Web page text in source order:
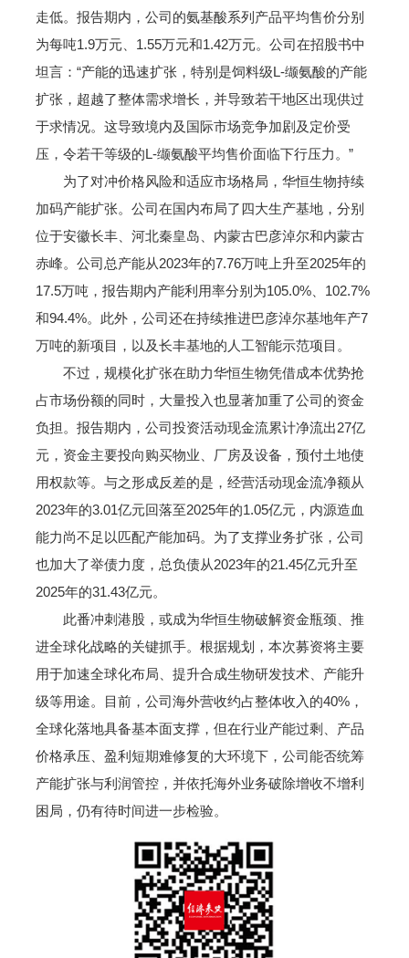
走低。报告期内，公司的氨基酸系列产品平均售价分别
为每吨1.9万元、1.55万元和1.42万元。公司在招股书中
坦言：“产能的迅速扩张，特别是饲料级L-缬氨酸的产能
扩张，超越了整体需求增长，并导致若干地区出现供过
于求情况。这导致境内及国际市场竞争加剧及定价受
压，令若干等级的L-缬氨酸平均售价面临下行压力。”
为了对冲价格风险和适应市场格局，华恒生物持续
加码产能扩张。公司在国内布局了四大生产基地，分别
位于安徽长丰、河北秦皇岛、内蒙古巴彦淖尔和内蒙古
赤峰。公司总产能从2023年的7.76万吨上升至2025年的
17.5万吨，报告期内产能利用率分别为105.0%、102.7%
和94.4%。此外，公司还在持续推进巴彦淖尔基地年产7
万吨的新项目，以及长丰基地的人工智能示范项目。
不过，规模化扩张在助力华恒生物凭借成本优势抢
占市场份额的同时，大量投入也显著加重了公司的资金
负担。报告期内，公司投资活动现金流累计净流出27亿
元，资金主要投向购买物业、厂房及设备，预付土地使
用权款等。与之形成反差的是，经营活动现金流净额从
2023年的3.01亿元回落至2025年的1.05亿元，内源造血
能力尚不足以匹配产能加码。为了支撑业务扩张，公司
也加大了举债力度，总负债从2023年的21.45亿元升至
2025年的31.43亿元。
此番冲刺港股，或成为华恒生物破解资金瓶颈、推
进全球化战略的关键抓手。根据规划，本次募资将主要
用于加速全球化布局、提升合成生物研发技术、产能升
级等用途。目前，公司海外营收约占整体收入的40%，
全球化落地具备基本面支撑，但在行业产能过剩、产品
价格承压、盈利短期难修复的大环境下，公司能否统筹
产能扩张与利润管控，并依托海外业务破除增收不增利
困局，仍有待时间进一步检验。